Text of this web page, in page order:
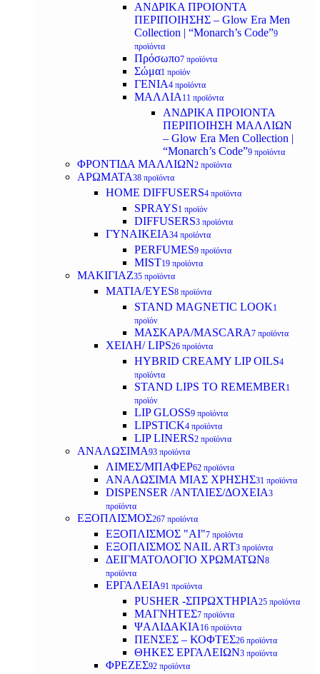
ΑΝΔΡΙΚΑ ΠΡΟΙΟΝΤΑ
ΠΕΡΙΠΟΙΗΣΗΣ – Glow Era Men
Collection | “Monarch’s Code”9
προϊόντα
Πρόσωπο7 προϊόντα
Σώμα1 προϊόν
ΓΕΝΙΑ4 προϊόντα
ΜΑΛΛΙΑ 11 προϊόντα
ΑΝΔΡΙΚΑ ΠΡΟΙΟΝΤΑ
ΠΕΡΙΠΟΙΗΣΗ ΜΑΛΛΙΩΝ
– Glow Era Men Collection |
“Monarch’s Code”9 προϊόντα
ΦΡΟΝΤΙΔΑ ΜΑΛΛΙΩΝ2 προϊόντα
ΑΡΩΜΑΤΑ38 προϊόντα
HOME DIFFUSERS4 προϊόντα
SPRAYS1 προϊόν
DIFFUSERS3 προϊόντα
ΓΥΝΑΙΚΕΙΑ34 προϊόντα
PERFUMES9 προϊόντα
MIST19 προϊόντα
ΜΑΚΙΓΙΑΖ35 προϊόντα
ΜΑΤΙΑ/EYES8 προϊόντα
STAND MAGNETIC LOOK1
προϊόν
ΜΑΣΚΑΡΑ/MASCARA7 προϊόντα
ΧΕΙΛΗ/ LIPS26 προϊόντα
HYBRID CREAMY LIP OILS4
προϊόντα
STAND LIPS TO REMEMBER 1
προϊόν
LIP GLOSS9 προϊόντα
LIPSTICK4 προϊόντα
LIP LINERS2 προϊόντα
ΑΝΑΛΩΣΙΜΑ93 προϊόντα
ΛΙΜΕΣ/ΜΠΑΦΕΡ62 προϊόντα
ΑΝΑΛΩΣΙΜΑ ΜΙΑΣ ΧΡΗΣΗΣ31 προϊόντα
DISPENSER /ΑΝΤΛΙΕΣ/ΔΟΧΕΙΑ3
προϊόντα
ΕΞΟΠΛΙΣΜΟΣ267 προϊόντα
ΕΞΟΠΛΙΣΜΟΣ "AI"7 προϊόντα
ΕΞΟΠΛΙΣΜΟΣ NAIL ART3 προϊόντα
ΔΕΙΓΜΑΤΟΛΟΓΙΟ ΧΡΩΜΑΤΩΝ8
προϊόντα
ΕΡΓΑΛΕΙΑ91 προϊόντα
PUSHER -ΣΠΡΩΧΤΗΡΙΑ25 προϊόντα
ΜΑΓΝΗΤΕΣ7 προϊόντα
ΨΑΛΙΔΑΚΙΑ 16 προϊόντα
ΠΕΝΣΕΣ – ΚΟΦΤΕΣ26 προϊόντα
ΘΗΚΕΣ ΕΡΓΑΛΕΙΩΝ3 προϊόντα
ΦΡΕΖΕΣ92 προϊόντα